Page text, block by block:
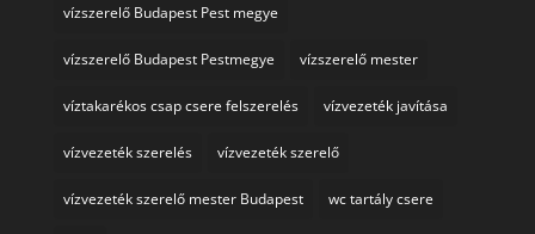
vízszerelő Budapest Pest megye
vízszerelő Budapest Pestmegye vízszerelő mester
víztakarékos csap csere felszerelés vízvezeték javítása
vízvezeték szerelés vízvezeték szerelő
vízvezeték szerelő mester Budapest wc tartály csere